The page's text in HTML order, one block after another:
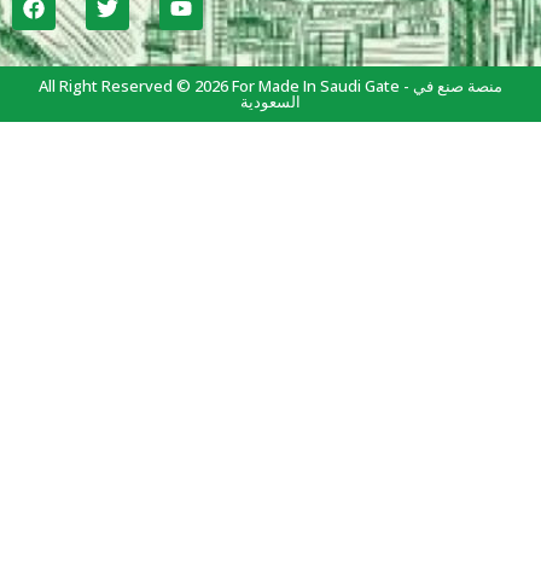
All Right Reserved © 2026 For Made In Saudi Gate - منصة صنع في
السعودية